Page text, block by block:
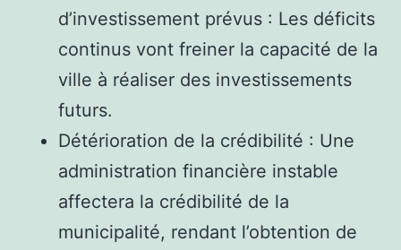
d’investissement prévus : Les déficits
continus vont freiner la capacité de la
ville à réaliser des investissements
futurs.
Détérioration de la crédibilité : Une
administration financière instable
affectera la crédibilité de la
municipalité, rendant l’obtention de